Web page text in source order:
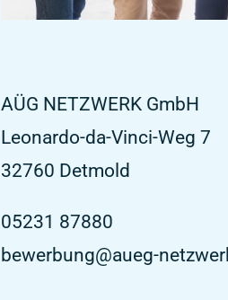
AÜG NETZWERK GmbH
Leonardo-da-Vinci-Weg 7
32760 Detmold
05231 87880
bewerbung@aueg-